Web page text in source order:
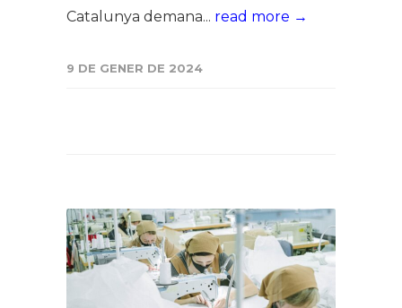
Catalunya demana... read more →
9 DE GENER DE 2024